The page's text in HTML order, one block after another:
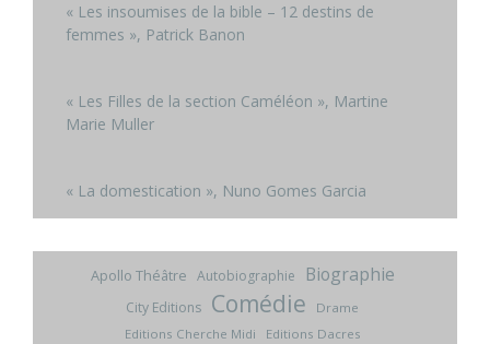
« Les insoumises de la bible – 12 destins de
femmes », Patrick Banon
« Les Filles de la section Caméléon », Martine
Marie Muller
« La domestication », Nuno Gomes Garcia
Apollo Théâtre Autobiographie Biographie
City Editions Comédie
Drame
Editions Cherche Midi
Editions Dacres